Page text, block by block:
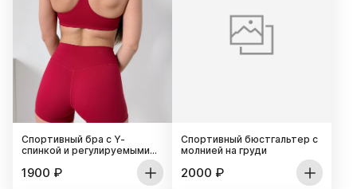
Спортивный бра с Y-
спинкой и регулируемыми
1900 ₽
Спортивный бюстгальтер с
молнией на груди
2000 ₽